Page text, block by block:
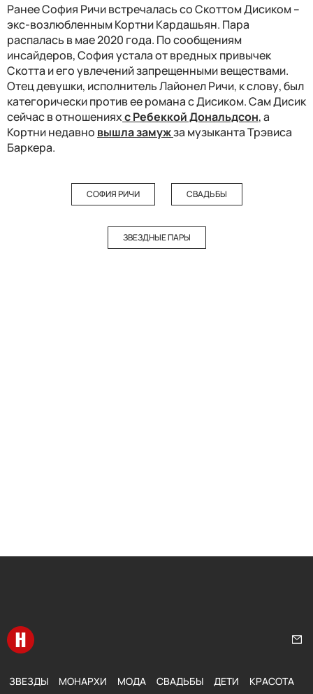
Ранее София Ричи встречалась со Скоттом Дисиком –
экс-возлюбленным Кортни Кардашьян. Пара
распалась в мае 2020 года. По сообщениям
инсайдеров, София устала от вредных привычек
Скотта и его увлечений запрещенными веществами.
Отец девушки, исполнитель Лайонел Ричи, к слову, был
категорически против ее романа с Дисиком. Сам Дисик
сейчас в отношенияхс Ребеккой Дональдсон, а
Кортни недавно вышла замужза музыканта Трэвиса
Баркера.
СОФИЯ РИЧИ СВАДЬБЫ
ЗВЕЗДНЫЕ ПАРЫ
Перейти на главную
ЗВЕЗДЫ МОНАРХИ МОДА СВАДЬБЫ ДЕТИ КРАСОТА